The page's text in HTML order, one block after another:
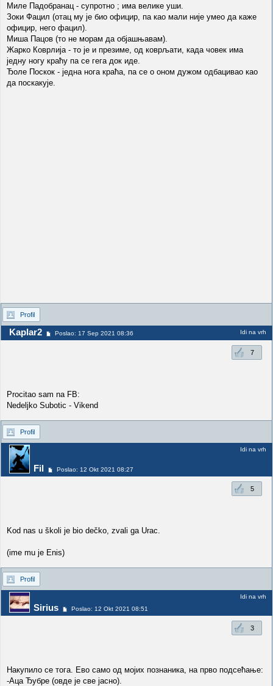
Миле Падобранац - супротно ; има велике уши.
Зоки Фацил (отац му је био официр, па као мали није умео да каже
официр, него фацил).
Миша Пацов (то не морам да објашњавам).
Жарко Коврлија - то је и презиме, од коврљати, када човек има
једну ногу краћу па се гега док иде.
Ђоле Поскок - једна нога краћа, па се о оном дужом одбацивао као
да поскакује.
Profil
Kaplar2 Poslao: 17 Sep 2021 08:36 Idi na vrh
7
Procitao sam na FB:
Nedeljko Subotic - Vikend
Profil
Fil Poslao: 12 Okt 2021 08:27
Idi na vrh
5
Kod nas u školi je bio dečko, zvali ga Urac.
(ime mu je Enis)
Profil
Sirius Poslao: 12 Okt 2021 08:51
Idi na vrh
3
Накупило се тога. Ево само од мојих познаника, на прво подсећање:
-Аца Ђубре (овде је све јасно).